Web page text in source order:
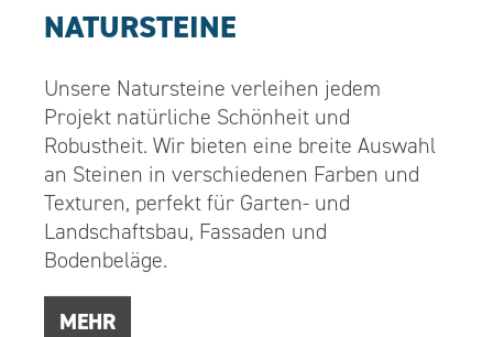
NATURSTEINE
Unsere Natursteine verleihen jedem
Projekt natürliche Schönheit und
Robustheit. Wir bieten eine breite Auswahl
an Steinen in verschiedenen Farben und
Texturen, perfekt für Garten- und
Landschaftsbau, Fassaden und
Bodenbeläge.
MEHR